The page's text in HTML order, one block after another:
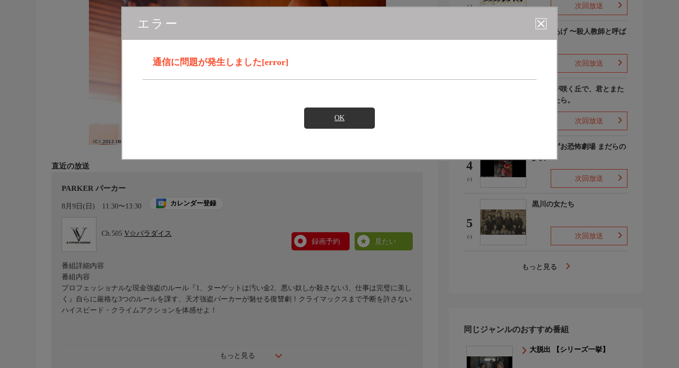
エラー
通信に問題が発生しました[error]
OK
直近の放送
PARKER パーカー
8月9日(日) 11:30〜13:30 カレンダー登録
Ch.505 V☆パラダイス
録画予約
見たい
もっと見る
番組詳細内容
番組内容
プロフェッショナルな現金強盗のルール『1、ターゲットは汚い金2、悪い奴しか殺さない3、仕事は完璧に美し
く』自らに厳格な3つのルールを課す、天才強盗パーカーが魅せる復讐劇！クライマックスまで予断を許さない
ハイスピード・クライムアクションを体感せよ！
(-) 次回放送
でっちあげ 〜殺人教師と呼ば
次回放送
あの花が咲く丘で、君とまた
出会えたら。
次回放送
4
(-)
楳図かずお恐怖劇場 まだらの
少女
次回放送
5
(-)
黒川の女たち
次回放送
もっと見る
同じジャンルのおすすめ番組
大脱出 【シリーズ一挙】